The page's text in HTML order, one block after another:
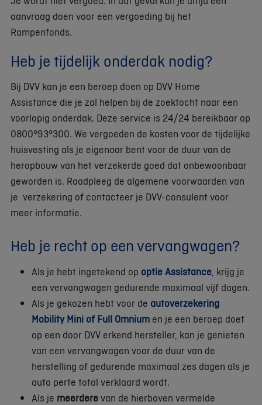
aanvraag doen voor een vergoeding bij het
Rampenfonds.
Heb je tijdelijk onderdak nodig?
Bij DVV kan je een beroep doen op DVV Home
Assistance die je zal helpen bij de zoektocht naar een
voorlopig onderdak. Deze service is 24/24 bereikbaar op
0800°93°300. We vergoeden de kosten voor de tijdelijke
huisvesting als je eigenaar bent voor de duur van de
heropbouw van het verzekerde goed dat onbewoonbaar
geworden is. Raadpleeg de algemene voorwaarden van
je verzekering of contacteer je DVV-consulent voor
meer informatie.
Heb je recht op een vervangwagen?
Als je hebt ingetekend op optie Assistance , krijg je
een vervangwagen gedurende maximaal vijf dagen.
Als je gekozen hebt voor de autoverzekering
Mobility Mini of Full Omnium en je een beroep doet
op een door DVV erkend hersteller, kan je genieten
van een vervangwagen voor de duur van de
herstelling of gedurende maximaal zes dagen als je
auto perte total verklaard wordt.
Als je meerderevan de hierboven vermelde